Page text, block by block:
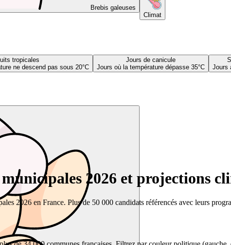
Brebis galeuses
Climat
tropicales
ne descend pas sous 20°C
Jours de canicule
Jours où la température dépasse 35°C
Jours
2026 et projections
2026 en France. Plus de 50 000 candidats référencés avec leurs